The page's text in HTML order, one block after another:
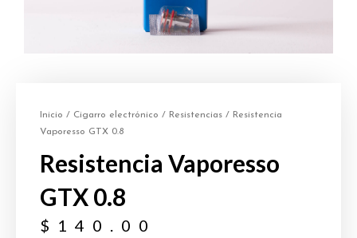
Inicio / Cigarro electrónico / Resistencias / Resistencia
Vaporesso GTX 0.8
Resistencia Vaporesso
GTX 0.8
$ 140.00